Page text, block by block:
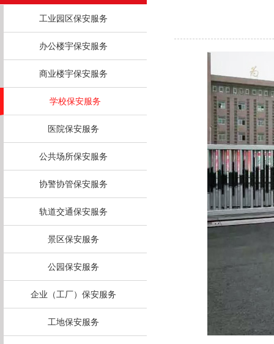
工业园区保安服务
办公楼宇保安服务
商业楼宇保安服务
学校保安服务
医院保安服务
公共场所保安服务
协警协管保安服务
轨道交通保安服务
景区保安服务
公园保安服务
企业（工厂）保安服务
工地保安服务